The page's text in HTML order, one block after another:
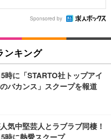
Sponsored by
ンキング
時に「STARTO社トップアイ
バカンス」スクープを報道
気中堅芸人とラブラブ同棲！
時に熱愛スクープ